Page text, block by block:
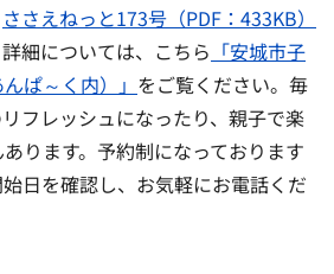
ささえねっと173号（PDF：433KB）
細については、こちら 「安城市子
ぱ～く内）」 をご覧ください。毎
フレッシュになったり、親子で楽
ります。予約制になっております
日を確認し、お気軽にお電話くだ